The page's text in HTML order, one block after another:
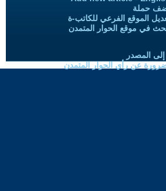
حملة
الموقع الفرعي للكاتب-ة
في موقع الحوار المتمدن
المصدر
عن رأي الحوار المتمدن